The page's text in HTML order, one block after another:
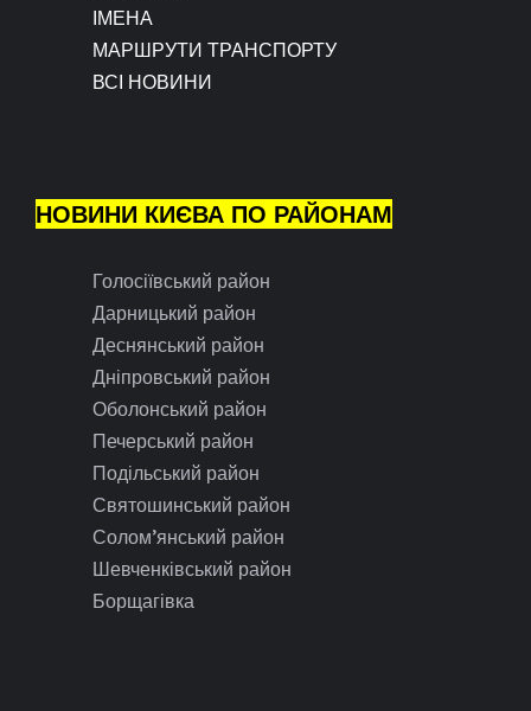
ІМЕНА
МАРШРУТИ ТРАНСПОРТУ
ВСІ НОВИНИ
НОВИНИ КИЄВА ПО РАЙОНАМ
Голосіївський район
Дарницький район
Деснянський район
Дніпровський район
Оболонський район
Печерський район
Подільський район
Святошинський район
Солом’янський район
Шевченківський район
Борщагівка